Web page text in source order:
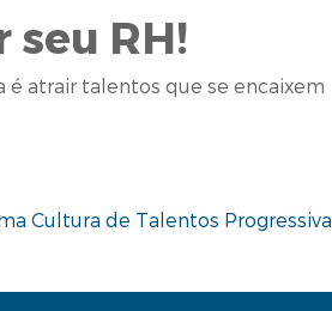
seu RH!
é atrair talentos que se encaixem
Cultura de Talentos Progressiva